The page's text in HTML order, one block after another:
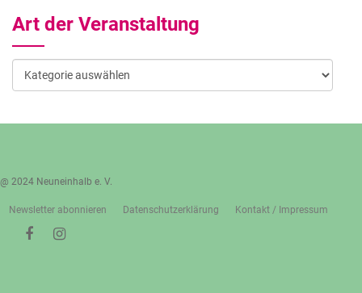
Art der Veranstaltung
Art
der
Veranstaltung
@ 2024 Neuneinhalb e. V.
Newsletter abonnieren Datenschutzerklärung Kontakt / Impressum